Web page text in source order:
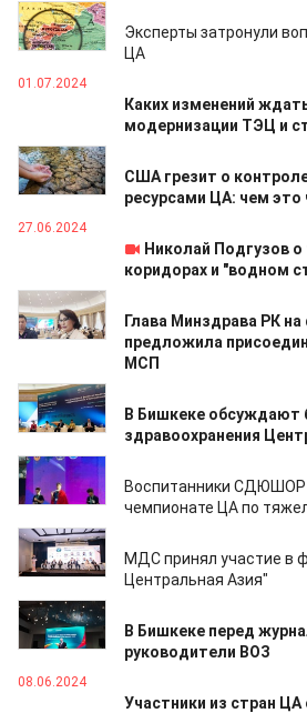
09.07.2024
Эксперты затронули
ЦА
01.07.2024
Каких изменений
модернизации ТЭЦ и
28.06.2024
США грезит о
ресурсами ЦА: чем это
27.06.2024
Николай Подгузов
коридорах и "водном
27.06.2024
Глава Минздрава РК
предложила
МСП
27.06.2024
В Бишкеке обсуждают
здравоохранения
27.06.2024
Воспитанники СДЮШОР
чемпионате ЦА по
24.06.2024
МДС принял участие в
Центральная Азия"
20.06.2024
В Бишкеке перед
руководители ВОЗ
08.06.2024
Участники из стран